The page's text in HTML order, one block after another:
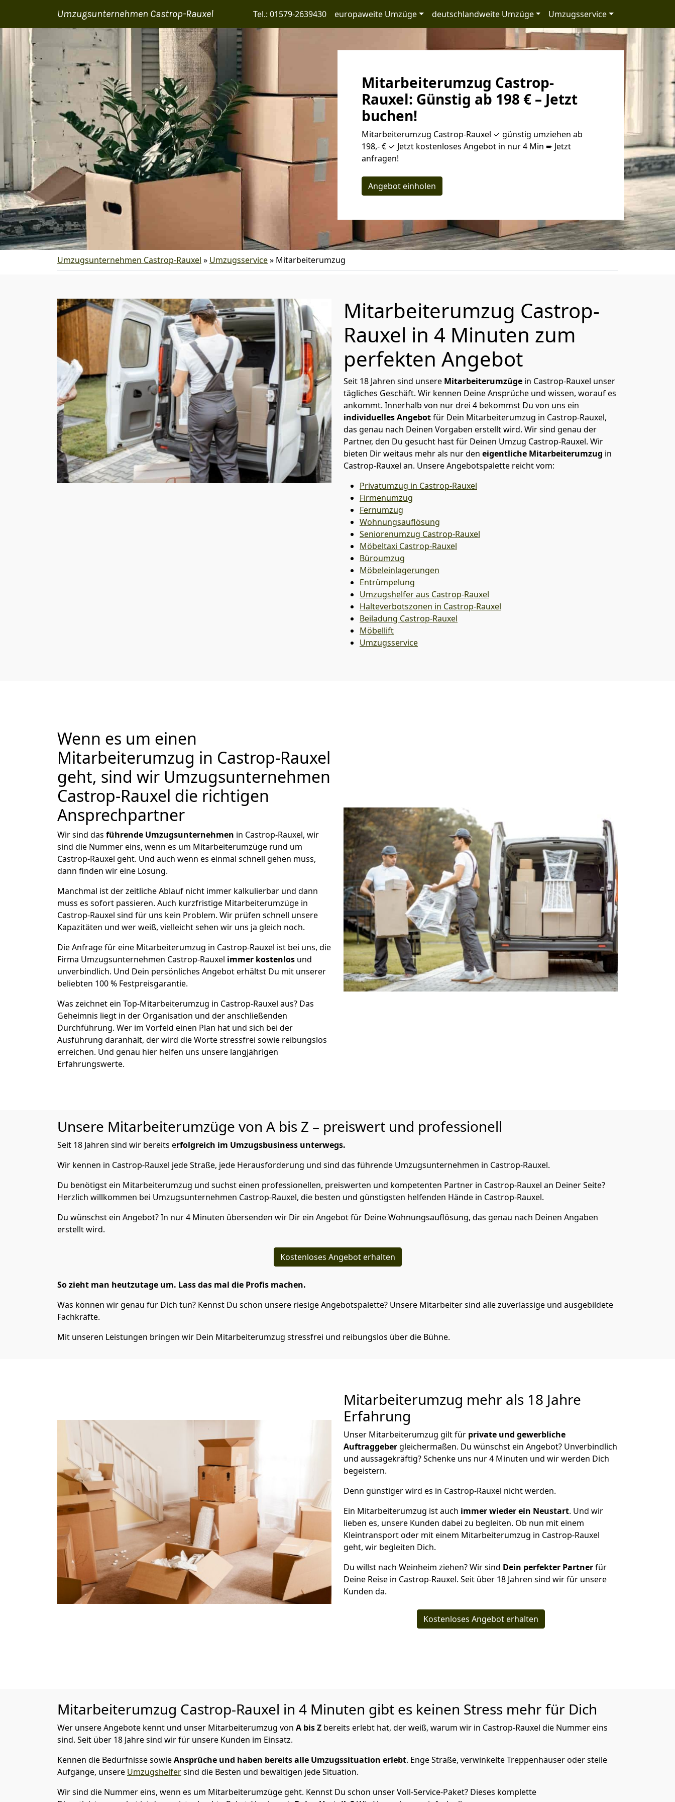
Umzugsunternehmen Castrop-Rauxel Tel.: 01579-2639430 europaweite Umzüge deutschlandweite Umzüge Umzugsservice
Mitarbeiterumzug Castrop-
Rauxel: Günstig ab 198 € – Jetzt
buchen!
Mitarbeiterumzug Castrop-Rauxel ✓ günstig umziehen ab
198,- € ✓ Jetzt kostenloses Angebot in nur 4 Min ➨ Jetzt
anfragen!
Angebot einholen
Umzugsunternehmen Castrop-Rauxel » Umzugsservice» Mitarbeiterumzug
Mitarbeiterumzug Castrop-
Rauxel in 4 Minuten zum
perfekten Angebot
Seit 18 Jahren sind unsere Mitarbeiterumzüge in Castrop-Rauxel unser
tägliches Geschäft. Wir kennen Deine Ansprüche und wissen, worauf es
ankommt. Innerhalb von nur drei 4 bekommst Du von uns ein
individuelles Angebotfür Dein Mitarbeiterumzug in Castrop-Rauxel,
das genau nach Deinen Vorgaben erstellt wird. Wir sind genau der
Partner, den Du gesucht hast für Deinen Umzug Castrop-Rauxel. Wir
bieten Dir weitaus mehr als nur den eigentliche Mitarbeiterumzug in
Castrop-Rauxel an. Unsere Angebotspalette reicht vom:
Privatumzug in Castrop-Rauxel
Firmenumzug
Fernumzug
Wohnungsauflösung
Seniorenumzug Castrop-Rauxel
Möbeltaxi Castrop-Rauxel
Büroumzug
Möbeleinlagerungen
Entrümpelung
Umzugshelfer aus Castrop-Rauxel
Halteverbotszonen in Castrop-Rauxel
Beiladung Castrop-Rauxel
Möbellift
Umzugsservice
Wenn es um einen
Mitarbeiterumzug in Castrop-Rauxel
geht, sind wir Umzugsunternehmen
Castrop-Rauxel die richtigen
Ansprechpartner
Wir sind das führende Umzugsunternehmen in Castrop-Rauxel, wir
sind die Nummer eins, wenn es um Mitarbeiterumzüge rund um
Castrop-Rauxel geht. Und auch wenn es einmal schnell gehen muss,
dann finden wir eine Lösung.
Manchmal ist der zeitliche Ablauf nicht immer kalkulierbar und dann
muss es sofort passieren. Auch kurzfristige Mitarbeiterumzüge in
Castrop-Rauxel sind für uns kein Problem. Wir prüfen schnell unsere
Kapazitäten und wer weiß, vielleicht sehen wir uns ja gleich noch.
Die Anfrage für eine Mitarbeiterumzug in Castrop-Rauxel ist bei uns, die
Firma Umzugsunternehmen Castrop-Rauxel immer kostenlos und
unverbindlich. Und Dein persönliches Angebot erhältst Du mit unserer
beliebten 100 % Festpreisgarantie.
Was zeichnet ein Top-Mitarbeiterumzug in Castrop-Rauxel aus? Das
Geheimnis liegt in der Organisation und der anschließenden
Durchführung. Wer im Vorfeld einen Plan hat und sich bei der
Ausführung daranhält, der wird die Worte stressfrei sowie reibungslos
erreichen. Und genau hier helfen uns unsere langjährigen
Erfahrungswerte.
Unsere Mitarbeiterumzüge von A bis Z – preiswert und professionell
Seit 18 Jahren sind wir bereits erfolgreich im Umzugsbusiness unterwegs.
Wir kennen in Castrop-Rauxel jede Straße, jede Herausforderung und sind das führende Umzugsunternehmen in Castrop-Rauxel.
Du benötigst ein Mitarbeiterumzug und suchst einen professionellen, preiswerten und kompetenten Partner in Castrop-Rauxel an Deiner Seite?
Herzlich willkommen bei Umzugsunternehmen Castrop-Rauxel, die besten und günstigsten helfenden Hände in Castrop-Rauxel.
Du wünschst ein Angebot? In nur 4 Minuten übersenden wir Dir ein Angebot für Deine Wohnungsauflösung, das genau nach Deinen Angaben
erstellt wird.
Kostenloses Angebot erhalten
So zieht man heutzutage um. Lass das mal die Profis machen.
Was können wir genau für Dich tun? Kennst Du schon unsere riesige Angebotspalette? Unsere Mitarbeiter sind alle zuverlässige und ausgebildete
Fachkräfte.
Mit unseren Leistungen bringen wir Dein Mitarbeiterumzug stressfrei und reibungslos über die Bühne.
Mitarbeiterumzug mehr als 18 Jahre
Erfahrung
Unser Mitarbeiterumzug gilt für private und gewerbliche
Auftraggebergleichermaßen. Du wünschst ein Angebot? Unverbindlich
und aussagekräftig? Schenke uns nur 4 Minuten und wir werden Dich
begeistern.
Denn günstiger wird es in Castrop-Rauxel nicht werden.
Ein Mitarbeiterumzug ist auch immer wieder ein Neustart. Und wir
lieben es, unsere Kunden dabei zu begleiten. Ob nun mit einem
Kleintransport oder mit einem Mitarbeiterumzug in Castrop-Rauxel
geht, wir begleiten Dich.
Du willst nach Weinheim ziehen? Wir sind Dein perfekter Partnerfür
Deine Reise in Castrop-Rauxel. Seit über 18 Jahren sind wir für unsere
Kunden da.
Kostenloses Angebot erhalten
Mitarbeiterumzug Castrop-Rauxel in 4 Minuten gibt es keinen Stress mehr für Dich
Wer unsere Angebote kennt und unser Mitarbeiterumzug von A bis Z bereits erlebt hat, der weiß, warum wir in Castrop-Rauxel die Nummer eins
sind. Seit über 18 Jahre sind wir für unsere Kunden im Einsatz.
Kennen die Bedürfnisse sowieAnsprüche und haben bereits alle Umzugssituation erlebt. Enge Straße, verwinkelte Treppenhäuser oder steile
Aufgänge, unsere Umzugshelfersind die Besten und bewältigen jede Situation.
Wir sind die Nummer eins, wenn es um Mitarbeiterumzüge geht. Kennst Du schon unser Voll-Service-Paket? Dieses komplette